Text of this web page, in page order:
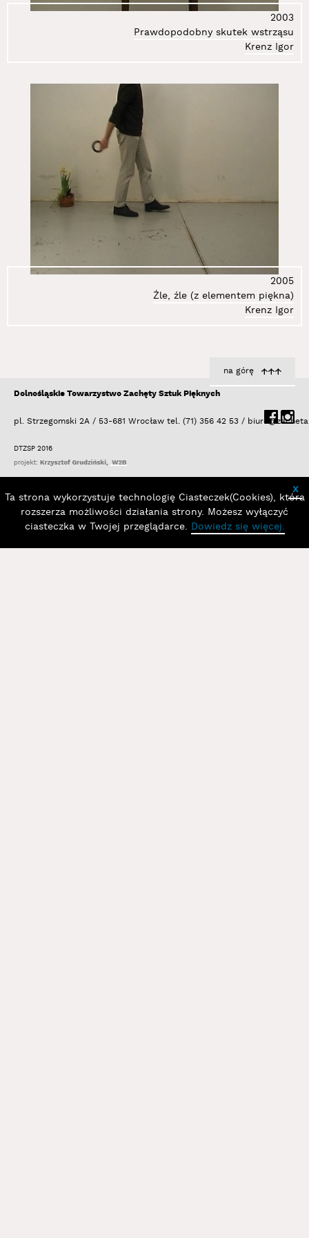
2003
Prawdopodobny skutek wstrząsu
Krenz Igor
2005
Źle, źle (z elementem piękna)
Krenz Igor
Dolnośląskie Towarzystwo Zachęty Sztuk Pięknych
pl. Strzegomski 2A / 53-681 Wrocław tel. (71) 356 42 53 /
DTZSP 2016
na górę
x
Ta strona wykorzystuje technologię Ciasteczek(Cookies), która
rozszerza możliwości działania strony. Możesz wyłączyć
ciasteczka w Twojej przeglądarce. Dowiedz się więcej.